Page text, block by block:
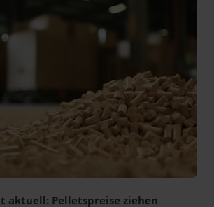
aktuell: Pelletspreise ziehen